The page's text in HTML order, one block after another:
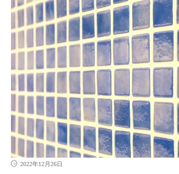
2022年12月26日